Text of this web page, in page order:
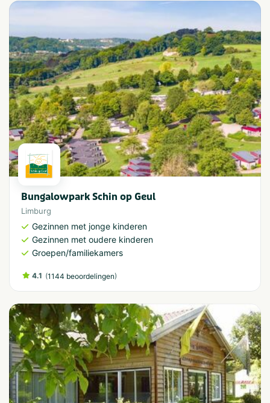
Bungalowpark Schin op Geul
Limburg
Gezinnen met jonge kinderen
Gezinnen met oudere kinderen
Groepen/familiekamers
4.1 (1144 beoordelingen)